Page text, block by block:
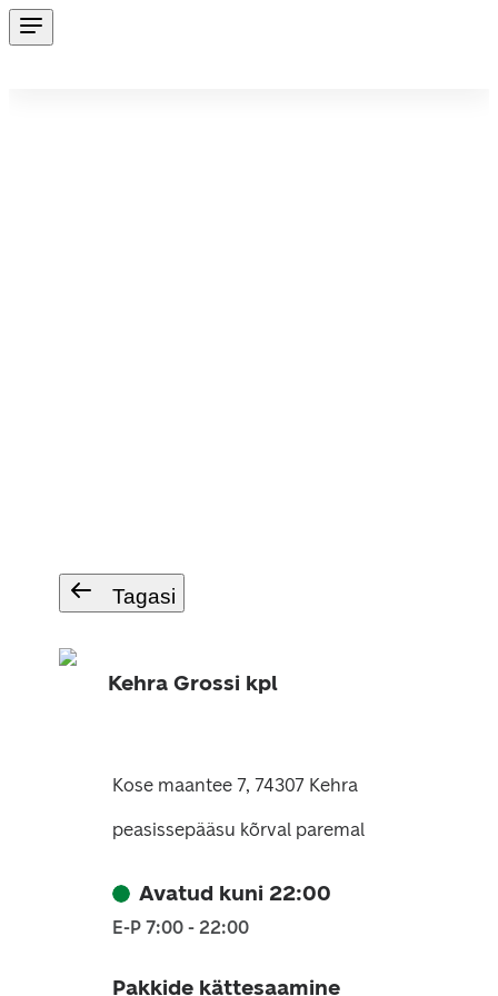
Tagasi
Kehra Grossi kpl
Kose maantee 7, 74307 Kehra
peasissepääsu kõrval paremal
Avatud kuni 22:00
E-P 7:00 - 22:00
Pakkide kättesaamine